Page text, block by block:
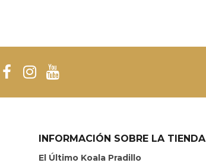
INFORMACIÓN SOBRE LA TIENDA
El Último Koala Pradillo